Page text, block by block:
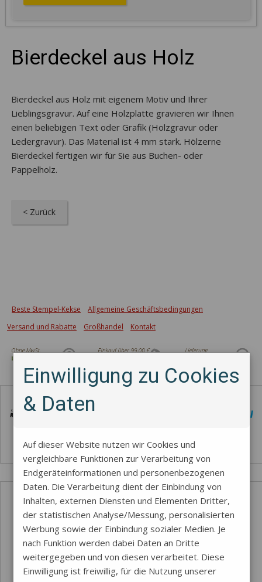
Bierdeckel aus Holz
Bierdeckel aus Holz mit eigenem Motiv und Ihrer
Lieblingsgravur. Auf eine Holzplatte gravieren wir Ihnen
einen beliebigen Text oder Grafik (Holzgravur oder
Ledergravur). Das Material ist 4 mm stark. Hölzerne
Bierdeckel fertigen wir für Sie aus Buchen- oder
Pappelholz.
< Zurück
Beste Stempel-Kekse
Allgemeine Geschäftsbedingungen
Versand und Rabatte
Großhandel Kontakt
Einwilligung zu Cookies
& Daten
Auf dieser Website nutzen wir Cookies und
vergleichbare Funktionen zur Verarbeitung von
Endgeräteinformationen und personenbezogenen
Daten. Die Verarbeitung dient der Einbindung von
Inhalten, externen Diensten und Elementen Dritter,
der statistischen Analyse/Messung, personalisierten
Werbung sowie der Einbindung sozialer Medien. Je
nach Funktion werden dabei Daten an Dritte
weitergegeben und von diesen verarbeitet. Diese
Einwilligung ist freiwillig, für die Nutzung unserer